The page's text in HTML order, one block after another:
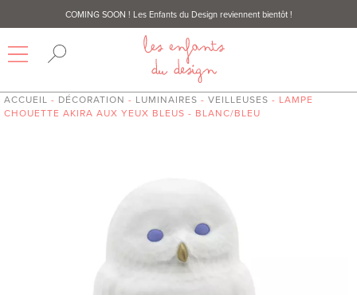
COMING SOON ! Les Enfants du Design reviennent bientôt !
ACCUEIL - DÉCORATION - LUMINAIRES - VEILLEUSES - LAMPE
CHOUETTE AKIRA AUX YEUX BLEUS - BLANC/BLEU